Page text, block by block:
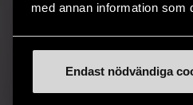
med annan information som
Endast nödvändiga